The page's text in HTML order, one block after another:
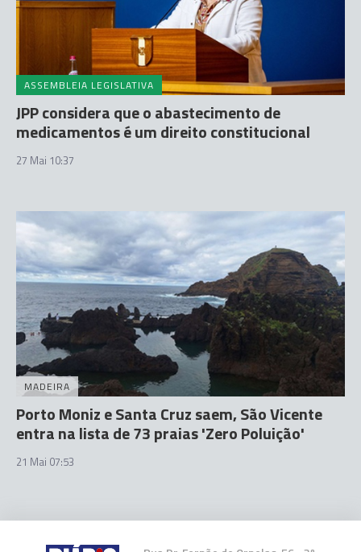
ASSEMBLEIA LEGISLATIVA
JPP considera que o abastecimento de
medicamentos é um direito constitucional
27 Mai 10:37
MADEIRA
Porto Moniz e Santa Cruz saem, São Vicente
entra na lista de 73 praias 'Zero Poluição'
21 Mai 07:53